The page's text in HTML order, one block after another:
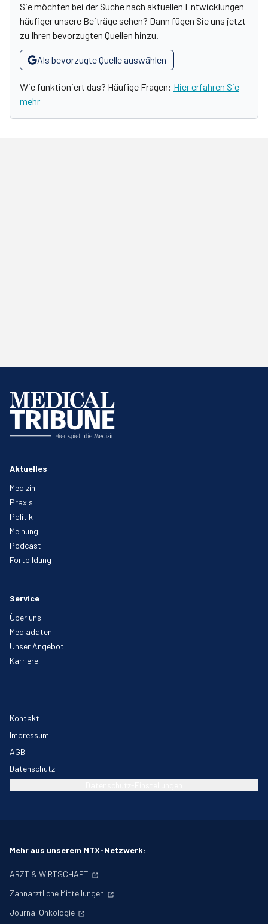
Sie möchten bei der Suche nach aktuellen Entwicklungen
häufiger unsere Beiträge sehen? Dann fügen Sie uns jetzt
zu Ihren bevorzugten Quellen hinzu.
Als bevorzugte Quelle auswählen
Wie funktioniert das? Häufige Fragen: Hier erfahren Sie
mehr
Aktuelles
Medizin
Praxis
Politik
Meinung
Podcast
Fortbildung
Service
Über uns
Mediadaten
Unser Angebot
Karriere
Kontakt
Impressum
AGB
Datenschutz
Mehr aus unserem MTX-Netzwerk:
ARZT & WIRTSCHAFT
Zahnärztliche Mitteilungen
Journal Onkologie